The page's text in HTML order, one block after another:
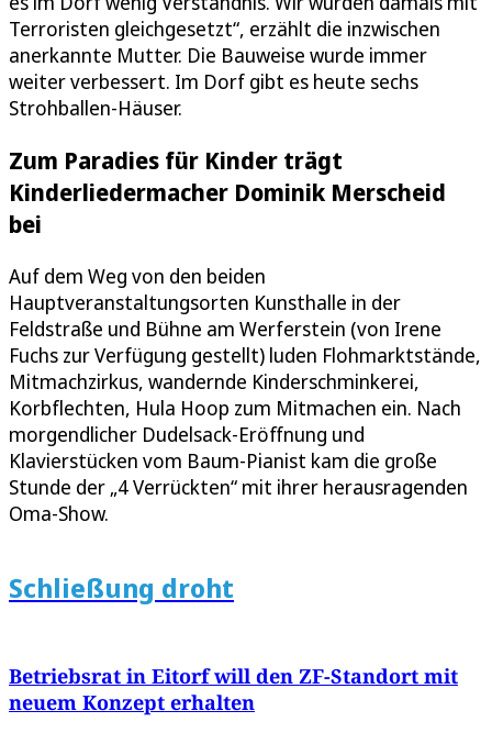
Terroristen gleichgesetzt“, erzählt die inzwischen
anerkannte Mutter. Die Bauweise wurde immer
weiter verbessert. Im Dorf gibt es heute sechs
Strohballen-Häuser.
Zum Paradies für Kinder trägt
Kinderliedermacher Dominik Merscheid
bei
Auf dem Weg von den beiden
Hauptveranstaltungsorten Kunsthalle in der
Feldstraße und Bühne am Werferstein (von Irene
Fuchs zur Verfügung gestellt) luden Flohmarktstände,
Mitmachzirkus, wandernde Kinderschminkerei,
Korbflechten, Hula Hoop zum Mitmachen ein. Nach
morgendlicher Dudelsack-Eröffnung und
Klavierstücken vom Baum-Pianist kam die große
Stunde der „4 Verrückten“ mit ihrer herausragenden
Oma-Show.
Schließung droht
Betriebsrat in Eitorf will den ZF-Standort mit
neuem Konzept erhalten